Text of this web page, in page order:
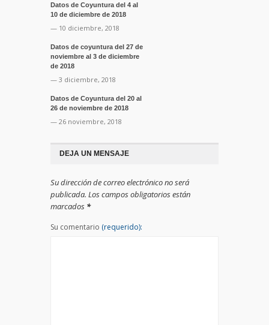
Datos de Coyuntura del 4 al
10 de diciembre de 2018
— 10 diciembre, 2018
Datos de coyuntura del 27 de
noviembre al 3 de diciembre
de 2018
— 3 diciembre, 2018
Datos de Coyuntura del 20 al
26 de noviembre de 2018
— 26 noviembre, 2018
DEJA UN MENSAJE
Su dirección de correo electrónico no será
publicada. Los campos obligatorios están
marcados *
Su comentario (requerido):